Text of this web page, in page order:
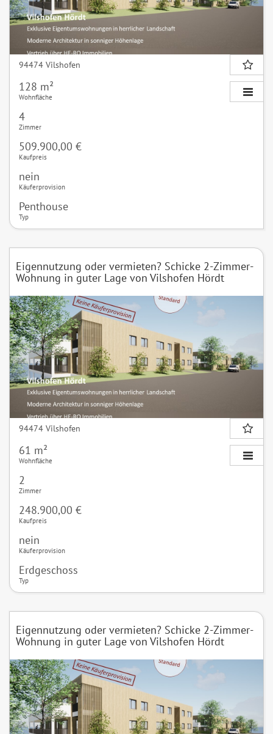
94474 Vilshofen
128 m²
Wohnfläche
4
Zimmer
509.900,00 €
Kaufpreis
nein
Käuferprovision
Penthouse
Typ
Eigennutzung oder vermieten? Schicke 2-Zimmer-
Wohnung in guter Lage von Vilshofen Hördt
94474 Vilshofen
61 m²
Wohnfläche
2
Zimmer
248.900,00 €
Kaufpreis
nein
Käuferprovision
Erdgeschoss
Typ
Eigennutzung oder vermieten? Schicke 2-Zimmer-
Wohnung in guter Lage von Vilshofen Hördt